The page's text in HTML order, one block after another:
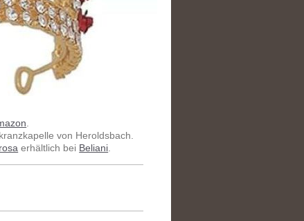
von Heroldsbach.
erhältlich bei Beliani